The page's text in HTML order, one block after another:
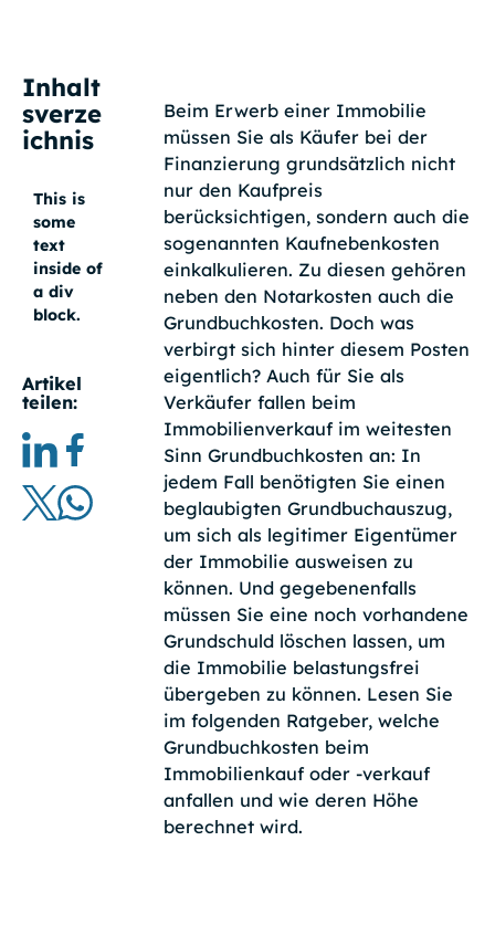
Inhalt
sverze
ichnis
This is
some
text
inside of
a div
block.
Artikel
teilen:
Beim Erwerb einer Immobilie
müssen Sie als Käufer bei der
Finanzierung grundsätzlich nicht
nur den Kaufpreis
berücksichtigen, sondern auch die
sogenannten Kaufnebenkosten
einkalkulieren. Zu diesen gehören
neben den Notarkosten auch die
Grundbuchkosten. Doch was
verbirgt sich hinter diesem Posten
eigentlich? Auch für Sie als
Verkäufer fallen beim
Immobilienverkauf im weitesten
Sinn Grundbuchkosten an: In
jedem Fall benötigten Sie einen
beglaubigten Grundbuchauszug,
um sich als legitimer Eigentümer
der Immobilie ausweisen zu
können. Und gegebenenfalls
müssen Sie eine noch vorhandene
Grundschuld löschen lassen, um
die Immobilie belastungsfrei
übergeben zu können. Lesen Sie
im folgenden Ratgeber, welche
Grundbuchkosten beim
Immobilienkauf oder -verkauf
anfallen und wie deren Höhe
berechnet wird.